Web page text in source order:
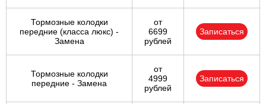
Тормозные колодки
передние (класса люкс) -
Замена
от
6699
рублей
Записаться
Тормозные колодки
передние - Замена
от
4999
рублей
Записаться